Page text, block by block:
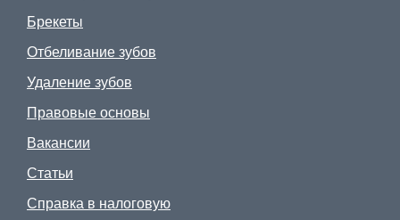
Брекеты
Отбеливание зубов
Удаление зубов
Правовые основы
Вакансии
Статьи
Справка в налоговую